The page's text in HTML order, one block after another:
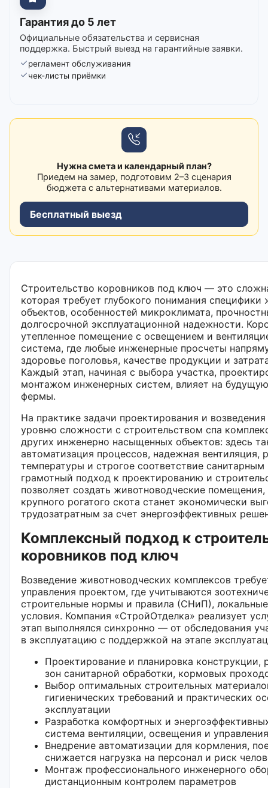
Гарантия до 5 лет
Официальные обязательства и сервисная
поддержка. Быстрый выезд на гарантийные заявки.
регламент обслуживания
чек-листы приёмки
Нужна смета и календарный план?
Приедем на замер, подготовим 2–3 сценария
бюджета с альтернативами материалов.
Бесплатный выезд
Строительство коровников под ключ — это
которая требует глубокого понимания специфики
объектов, особенностей микроклимата,
долгосрочной эксплуатационной надежности.
утепленное помещение с освещением и
система, где любые инженерные просчеты
здоровье поголовья, качестве продукции и
Каждый этап, начиная с выбора участка,
монтажом инженерных систем, влияет на
фермы.
На практике задачи проектирования и
уровню сложности с строительством спа
других инженерно насыщенных объектов: здесь
автоматизация процессов, надежная вентиляция,
температуры и строгое соответствие
грамотный подход к проектированию и
позволяет создать животноводческие
крупного рогатого скота станет экономически
трудозатратным за счет энергоэффективных
Комплексный подход к
коровников под ключ
Возведение животноводческих комплексов
управления проектом, где учитываются
строительные нормы и правила (СНиП),
условия. Компания «СтройОтделка» реализует
этап выполнялся синхронно — от обследования
в эксплуатацию с поддержкой на этапе
Проектирование и планировка конструкции,
зон санитарной обработки, кормовых
Выбор оптимальных строительных
гигиенических требований и практических
эксплуатации
Разработка комфортных и
система вентиляции, освещения и
Внедрение автоматизации для кормления,
снижается нагрузка на персонал и риск
Монтаж профессионального инженерного
дистанционным контролем параметров